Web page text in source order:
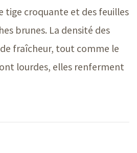
tige croquante et des feuilles
brunes. La densité des
fraîcheur, tout comme le
lourdes, elles renferment